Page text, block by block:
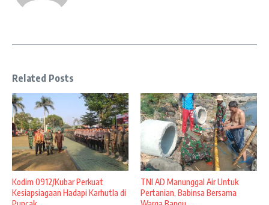
Related Posts
Kodim 0912/Kubar Perkuat
Kesiapsiagaan Hadapi Karhutla di
TNI AD Manunggal Air Untuk
Pertanian, Babinsa Bersama